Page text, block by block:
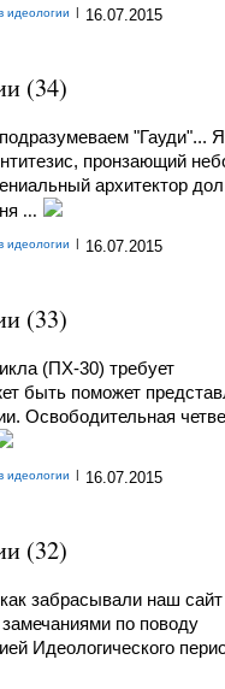
идеологии | 16.07.2015
(34)
"Гауди"...
пронзающий
архитектор
...
идеологии | 16.07.2015
(33)
(ПХ-30) требует
быть поможет
Освободительная
идеологии | 16.07.2015
(32)
забрасывали наш сайт
по поводу
Идеологического